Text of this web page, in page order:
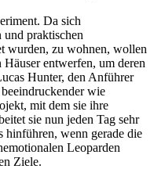
Da sich
praktischen
wurden, zu wohnen, wollen
entwerfen, um deren
Hunter, den Anführer
wie
mit dem sie ihre
sie nun jeden Tag sehr
hinführen, wenn gerade die
Leoparden
Ziele.